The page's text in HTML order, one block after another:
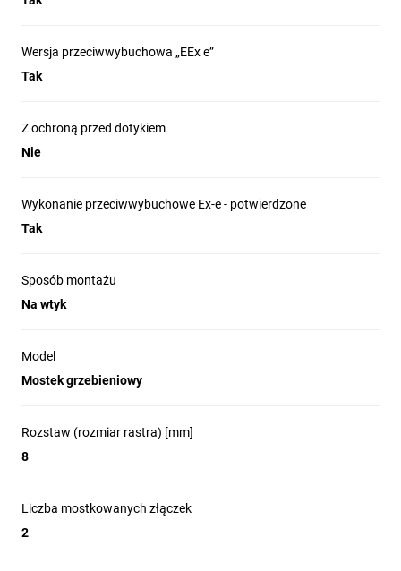
Wersja przeciwwybuchowa „EEx e”
Tak
Z ochroną przed dotykiem
Nie
Wykonanie przeciwwybuchowe Ex-e - potwierdzone
Tak
Sposób montażu
Na wtyk
Model
Mostek grzebieniowy
Rozstaw (rozmiar rastra) [mm]
8
Liczba mostkowanych złączek
2